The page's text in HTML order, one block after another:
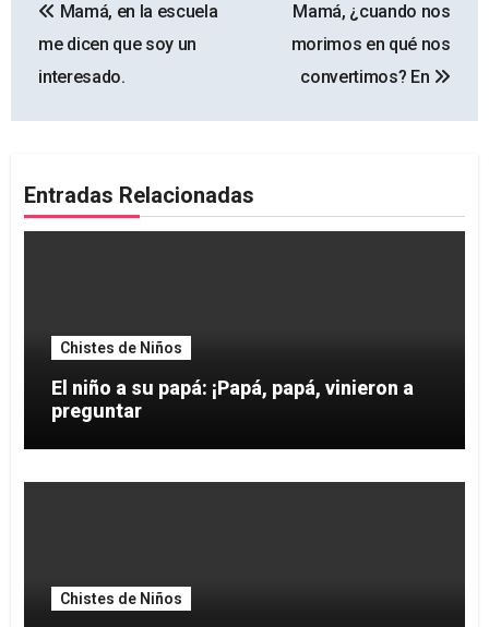
de
entradas
Mamá, en la escuela
me dicen que soy un
interesado.
Mamá, ¿cuando nos
morimos en qué nos
convertimos? En
Entradas Relacionadas
Chistes de Niños
El niño a su papá: ¡Papá, papá, vinieron a
preguntar
Chistes de Niños